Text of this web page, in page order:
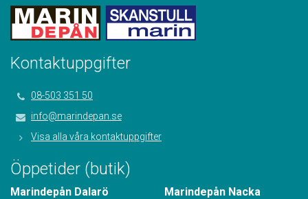
Kontaktuppgifter
08-503 351 50
info@marindepan.se
Visa alla våra kontaktuppgifter
Öppetider (butik)
Marindepån Dalarö Marindepån Nacka